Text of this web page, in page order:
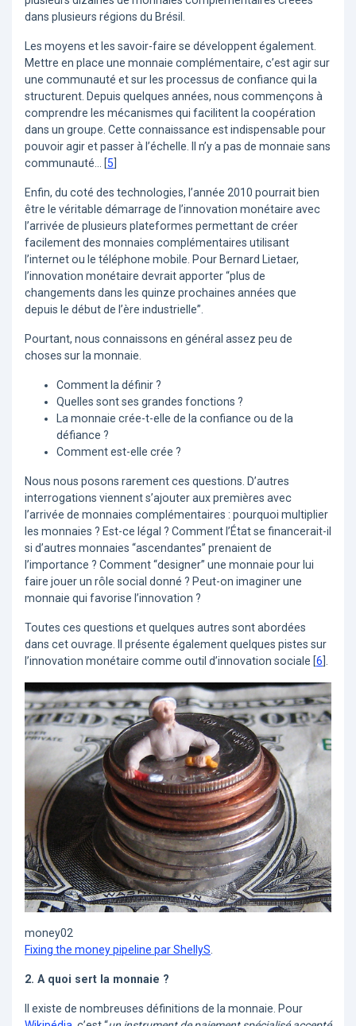
dans plusieurs régions du Brésil.
Les moyens et les savoir-faire se développent également.
Mettre en place une monnaie complémentaire, c’est agir sur
une communauté et sur les processus de confiance qui la
structurent. Depuis quelques années, nous commençons à
comprendre les mécanismes qui facilitent la coopération
dans un groupe. Cette connaissance est indispensable pour
pouvoir agir et passer à l’échelle. Il n’y a pas de monnaie sans
communauté…
[5
Enfin, du coté des technologies, l’année 2010 pourrait bien
être le véritable démarrage de l’innovation monétaire avec
l’arrivée de plusieurs plateformes permettant de créer
facilement des monnaies complémentaires utilisant
l’internet ou le téléphone mobile. Pour Bernard Lietaer,
l’innovation monétaire devrait apporter “plus de
changements dans les quinze prochaines années que
depuis le début de l’ère industrielle”.
Pourtant, nous connaissons en général assez peu de
choses sur la monnaie.
Comment la définir ?
Quelles sont ses grandes fonctions ?
La monnaie crée-t-elle de la confiance ou de la
défiance ?
Comment est-elle crée ?
Nous nous posons rarement ces questions. D’autres
interrogations viennent s’ajouter aux premières avec
l’arrivée de monnaies complémentaires : pourquoi multiplier
les monnaies ? Est-ce légal ? Comment l’État se financerait-il
si d’autres monnaies “ascendantes” prenaient de
l’importance ? Comment “designer” une monnaie pour lui
faire jouer un rôle social donné ? Peut-on imaginer une
monnaie qui favorise l’innovation ?
Toutes ces questions et quelques autres sont abordées
dans cet ouvrage. Il présente également quelques pistes sur
l’innovation monétaire comme outil d’innovation sociale [6
money02
Fixing the money pipeline par ShellyS.
2. A quoi sert la monnaie ?
Il existe de nombreuses définitions de la monnaie. Pour